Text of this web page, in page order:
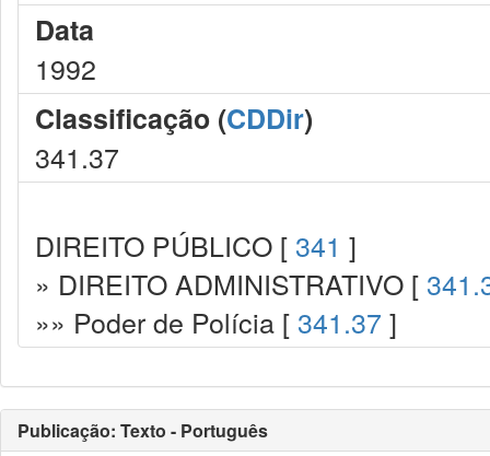
Data
1992
Classificação (CDDir)
341.37
DIREITO PÚBLICO [ 341 ]
» DIREITO ADMINISTRATIVO [
»» Poder de Polícia [ 341.37 ]
Publicação: Texto - Português